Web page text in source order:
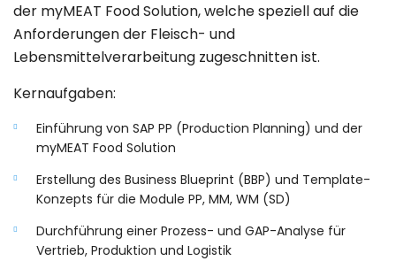
der myMEAT Food Solution, welche speziell auf die
Anforderungen der Fleisch- und
Lebensmittelverarbeitung zugeschnitten ist.
Kernaufgaben:
Einführung von SAP PP (Production Planning) und der
myMEAT Food Solution
Erstellung des Business Blueprint (BBP) und Template-
Konzepts für die Module PP, MM, WM (SD)
Durchführung einer Prozess- und GAP-Analyse für
Vertrieb, Produktion und Logistik